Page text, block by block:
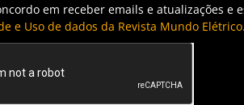
em receber emails e atualizações e
e Uso de dados da Revista Mundo Elétrico.